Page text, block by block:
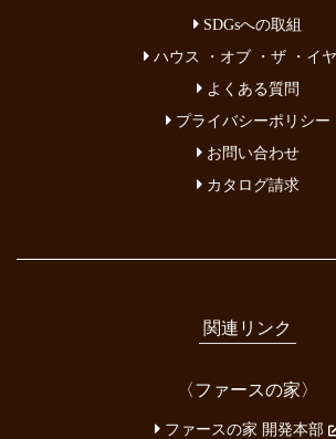
SDGsへの取組
ハウス ・オブ ・ザ ・イ
よくある質問
プライバシーポリシー
お問い合わせ
カタログ請求
関連リンク
〈ファースの家〉
ファースの家 開発本部